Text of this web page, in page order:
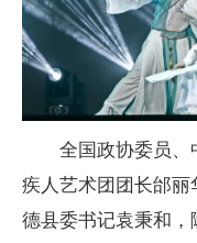
全国政协委员、
疾人艺术团团长邰
德县委书记袁秉和，